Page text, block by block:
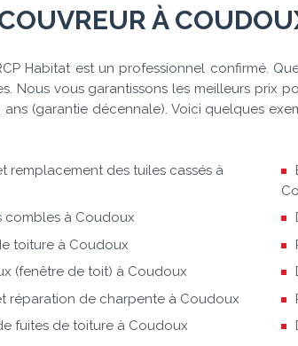
À
Habitat est un professionnel confirmé.
vous garantissons les meilleurs prix
(garantie décennale). Voici quelques
remplacement des tuiles cassés à
combles à Coudoux
toiture à Coudoux
(fenêtre de toit) à Coudoux
réparation de charpente à Coudoux
fuites de toiture à Coudoux